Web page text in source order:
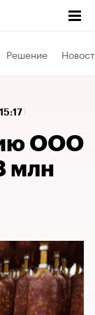
Решение
ООО
млн